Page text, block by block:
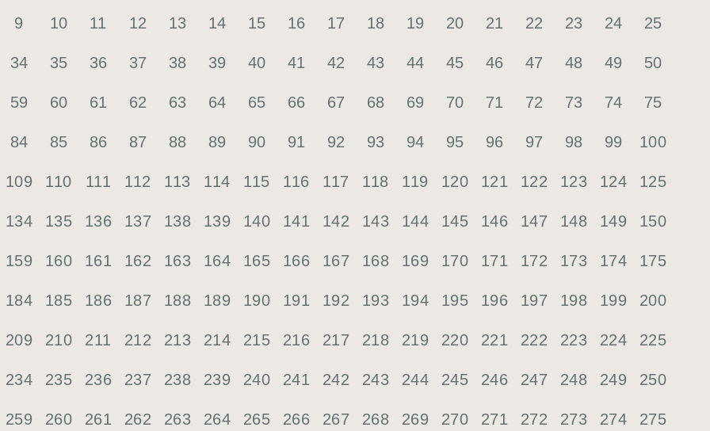
9 10 11 12 13 14 15 16 17 18 19 20 21 22 23 24 25
34 35 36 37 38 39 40 41 42 43 44 45 46 47 48 49 50
59 60 61 62 63 64 65 66 67 68 69 70 71 72 73 74 75
84 85 86 87 88 89 90 91 92 93 94 95 96 97 98 99 100
109 110 111 112 113 114 115 116 117 118 119 120 121 122 123 124 125
134 135 136 137 138 139 140 141 142 143 144 145 146 147 148 149 150
159 160 161 162 163 164 165 166 167 168 169 170 171 172 173 174 175
184 185 186 187 188 189 190 191 192 193 194 195 196 197 198 199 200
209 210 211 212 213 214 215 216 217 218 219 220 221 222 223 224 225
234 235 236 237 238 239 240 241 242 243 244 245 246 247 248 249 250
259 260 261 262 263 264 265 266 267 268 269 270 271 272 273 274 275